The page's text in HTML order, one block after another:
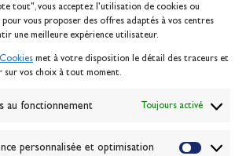
tout", vous acceptez l’utilisation de cookies ou
vous proposer des offres adaptés à vos centres
une meilleure expérience utilisateur.
met à votre disposition le détail des traceurs et
sur vos choix à tout moment.
au fonctionnement Toujours activé
personnalisée et optimisation
serveur média
des cookies
de la voile
Voile TV